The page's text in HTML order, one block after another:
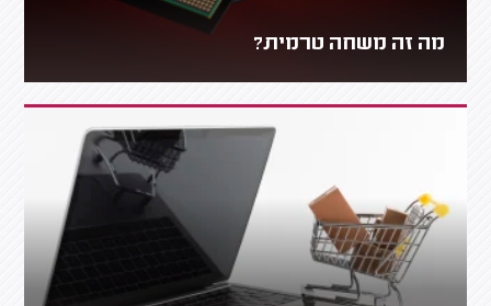
מה זה משחה טרמית?